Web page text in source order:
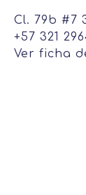
Cl. 79b #7
+57 321
Ver ficha